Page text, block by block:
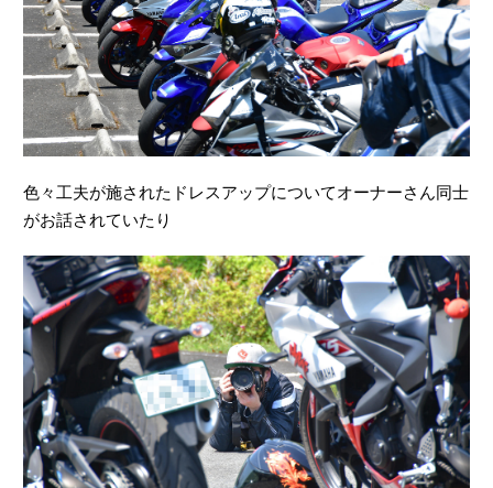
色々工夫が施されたドレスアップについてオーナーさん同士
がお話されていたり